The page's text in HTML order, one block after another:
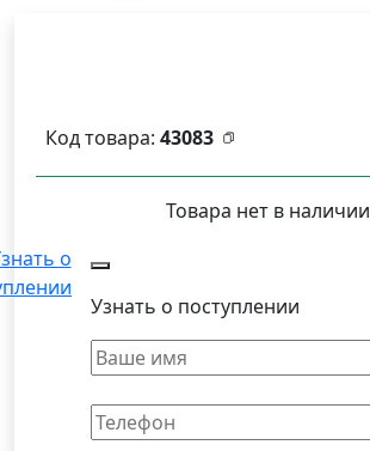
Код товара: 43083
Товара нет в наличии
о
Узнать о поступлении